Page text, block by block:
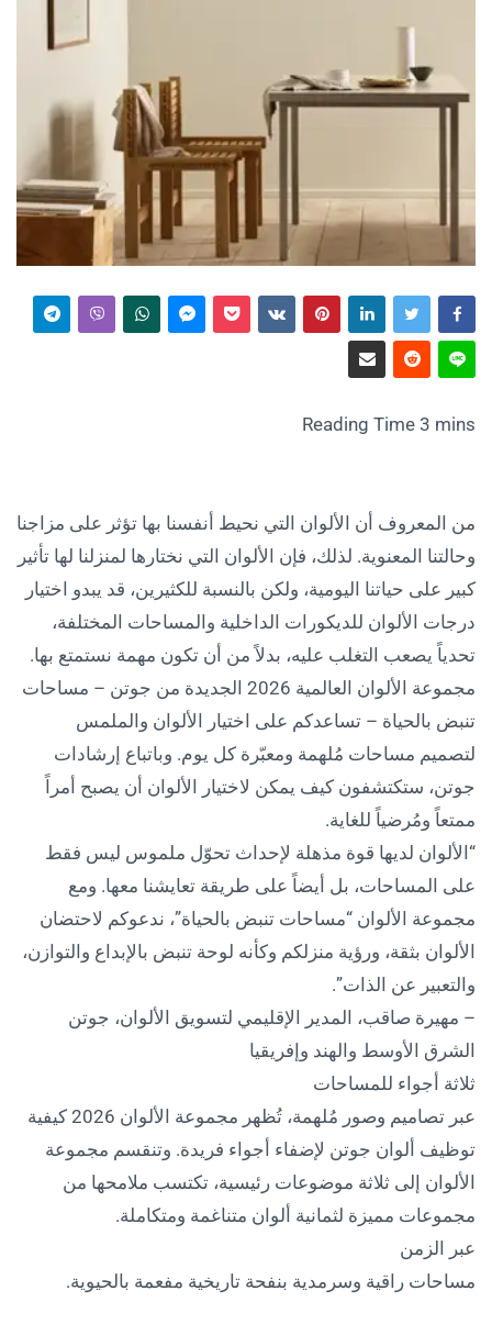
من المعروف أن الألوان التي نحيط أنفسنا بها تؤثر على مزاجنا
وحالتنا المعنوية. لذلك، فإن الألوان التي نختارها لمنزلنا لها تأثير
كبير على حياتنا اليومية، ولكن بالنسبة للكثيرين، قد يبدو اختيار
درجات الألوان للديكورات الداخلية والمساحات المختلفة،
تحدياً يصعب التغلب عليه، بدلاً من أن تكون مهمة نستمتع بها.
مجموعة الألوان العالمية 2026 الجديدة من جوتن – مساحات
تنبض بالحياة – تساعدكم على اختيار الألوان والملمس
لتصميم مساحات مُلهمة ومعبّرة كل يوم. وباتباع إرشادات
جوتن، ستكتشفون كيف يمكن لاختيار الألوان أن يصبح أمراً
ممتعاً ومُرضياً للغاية.
“الألوان لديها قوة مذهلة لإحداث تحوّل ملموس ليس فقط
على المساحات، بل أيضاً على طريقة تعايشنا معها. ومع
مجموعة الألوان “مساحات تنبض بالحياة”، ندعوكم لاحتضان
الألوان بثقة، ورؤية منزلكم وكأنه لوحة تنبض بالإبداع والتوازن،
والتعبير عن الذات”.
– مهيرة صاقب، المدير الإقليمي لتسويق الألوان، جوتن
الشرق الأوسط والهند وإفريقيا
ثلاثة أجواء للمساحات
عبر تصاميم وصور مُلهمة، تُظهر مجموعة الألوان 2026 كيفية
توظيف ألوان جوتن لإضفاء أجواء فريدة. وتنقسم مجموعة
الألوان إلى ثلاثة موضوعات رئيسية، تكتسب ملامحها من
مجموعات مميزة لثمانية ألوان متناغمة ومتكاملة.
عبر الزمن
مساحات راقية وسرمدية بنفحة تاريخية مفعمة بالحيوية.